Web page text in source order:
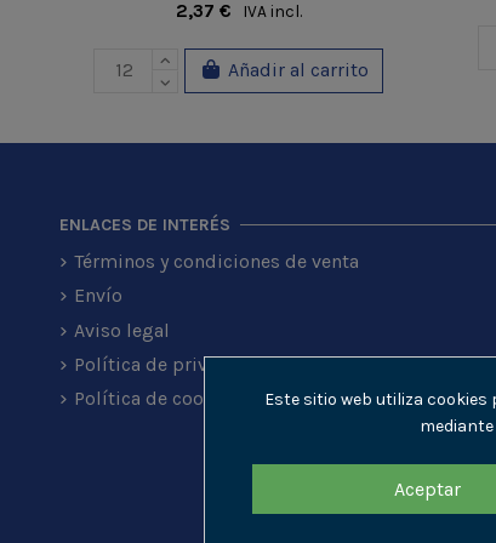
2,37 € IVA incl.
Añadir al carrito
ENLACES DE INTERÉS
Términos y condiciones de venta
Envío
Aviso legal
Política de privacidad
Política de cookies
Este sitio web utiliza
Aceptar